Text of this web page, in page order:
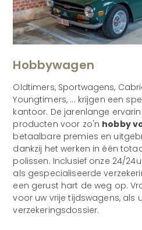
Hobbywagen
Oldtimers, Sportwagens,
Youngtimers, ... krijgen een
kantoor. De jarenlange
producten voor zo'n hobby
betaalbare premies en
dankzij het werken in één
polissen. Inclusief onze 24/
als gespecialiseerde
een gerust hart de weg op.
voor uw vrije tijdswagens, als
verzekeringsdossier.